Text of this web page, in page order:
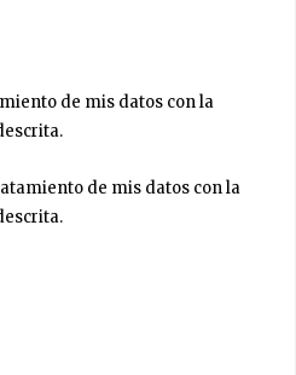
de mis datos con la
de mis datos con la